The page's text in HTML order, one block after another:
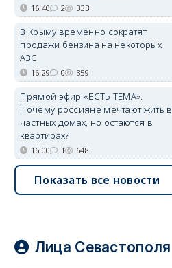
16:40 2 333
В Крыму временно сократят
продажи бензина на некоторых
АЗС
16:29 0 359
Прямой эфир «ЕСТЬ ТЕМА».
Почему россияне мечтают жить в
частных домах, но остаются в
квартирах?
16:00 1 648
Показать все новости
Лица Севастополя